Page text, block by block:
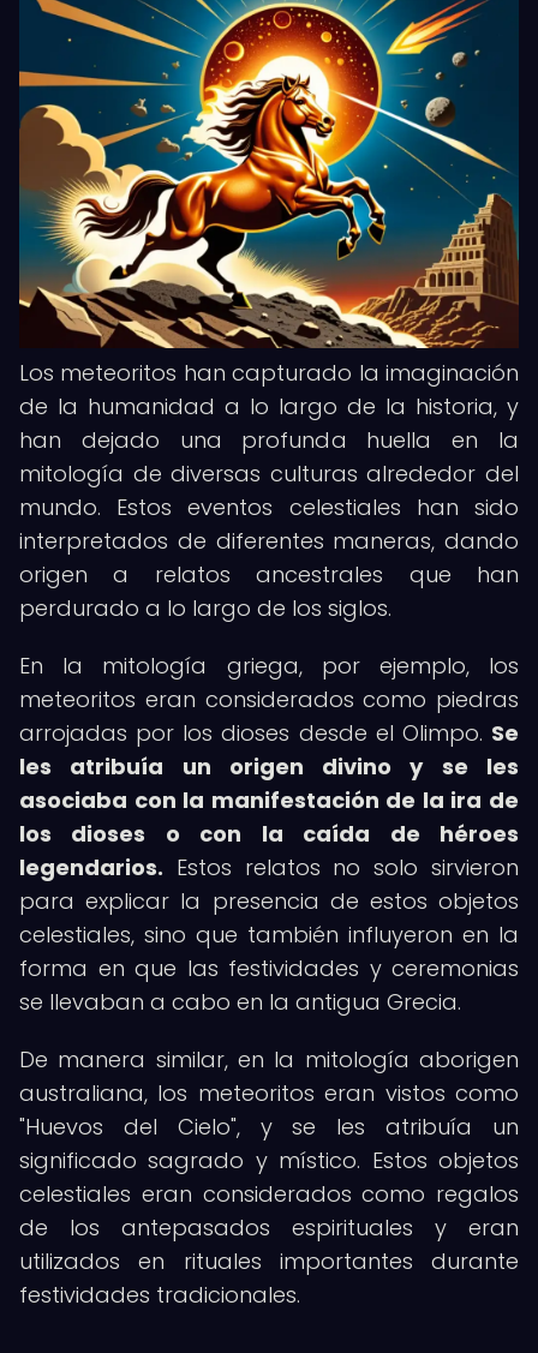
Los meteoritos han capturado la imaginación
de la humanidad a lo largo de la historia, y
han dejado una profunda huella en la
mitología de diversas culturas alrededor del
mundo. Estos eventos celestiales han sido
interpretados de diferentes maneras, dando
origen a relatos ancestrales que han
perdurado a lo largo de los siglos.
En la mitología griega, por ejemplo, los
meteoritos eran considerados como piedras
arrojadas por los dioses desde el Olimpo. Se
les atribuía un origen divino y se les
asociaba con la manifestación de la ira de
los dioses o con la caída de héroes
legendarios. Estos relatos no solo sirvieron
para explicar la presencia de estos objetos
celestiales, sino que también influyeron en la
forma en que las festividades y ceremonias
se llevaban a cabo en la antigua Grecia.
De manera similar, en la mitología aborigen
australiana, los meteoritos eran vistos como
"Huevos del Cielo", y se les atribuía un
significado sagrado y místico. Estos objetos
celestiales eran considerados como regalos
de los antepasados espirituales y eran
utilizados en rituales importantes durante
festividades tradicionales.